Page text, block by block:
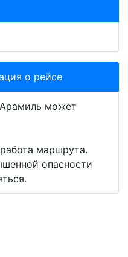
о рейсе
Арамиль может
маршрута.
опасности